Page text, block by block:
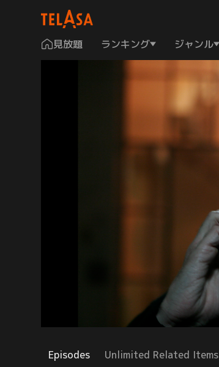
見放題 ランキング ジャンル
Episodes Unlimited Related Items